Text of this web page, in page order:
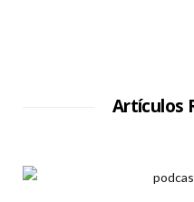
Artículos